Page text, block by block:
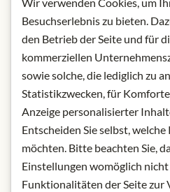
Contact: Groix &
Port Lay / 56590 ILE
Kontaktieren Sie uns
* Wir bitten um
Produktdesign von
abweichen kann.
SLOŽENÍ A
Salmon * (53%), liquid
Besuchserlebnis zu bieten.
den Betrieb der Seite und für
kommerziellen
sowie solche, die lediglich zu
Statistikzwecken, für
Anzeige personalisierter
Entscheiden Sie selbst,
möchten. Bitte beachten Sie,
Einstellungen womöglich
Funktionalitäten der Seite zur